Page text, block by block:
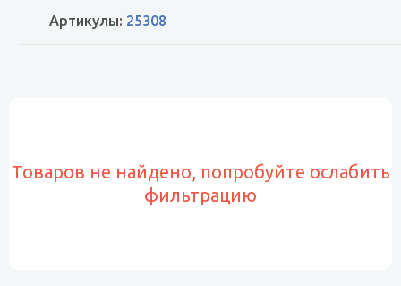
Артикулы: 25308
Товаров не найдено, попробуйте ослабить
фильтрацию